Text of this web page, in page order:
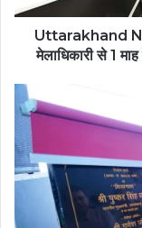
Uttarakhand
मेलाधिकारी से 1